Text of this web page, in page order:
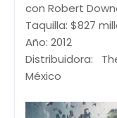
con Robert
Taquilla: $827
Año: 2012
Distribuidora:
México